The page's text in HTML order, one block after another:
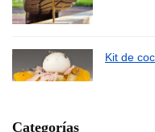
Kit de
Categorías